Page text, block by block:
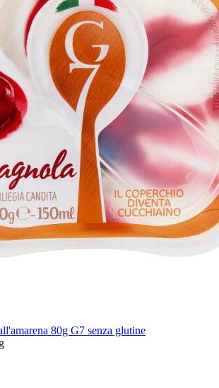
80g G7 senza glutine